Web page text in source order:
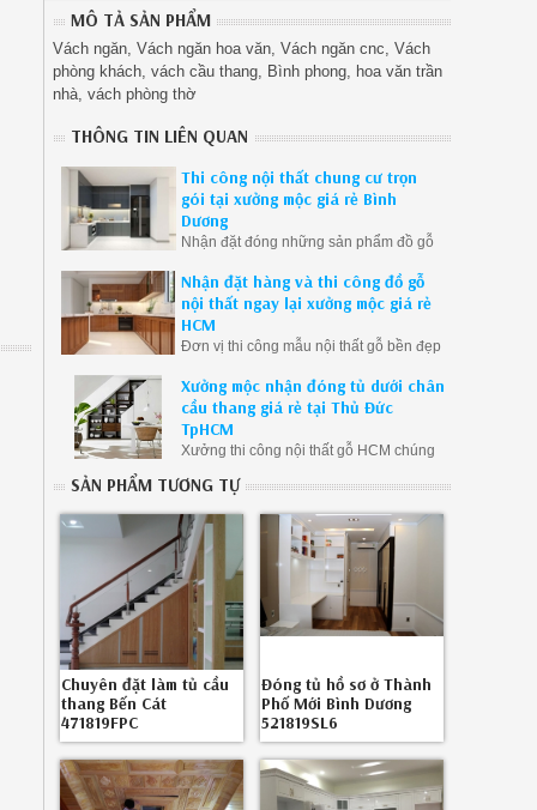
MÔ TẢ SẢN PHẨM
Vách ngăn, Vách ngăn hoa văn, Vách ngăn cnc, Vách
phòng khách, vách cầu thang, Bình phong, hoa văn trần
nhà, vách phòng thờ
THÔNG TIN LIÊN QUAN
Thi công nội thất chung cư trọn
gói tại xưởng mộc giá rẻ Bình
Dương
Nhận đặt đóng những sản phẩm đồ gỗ
hoàn hảo nhất cho khách hàng đi đến
với chúng tôi.
Nhận đặt hàng và thi công đồ gỗ
nội thất ngay lại xưởng mộc giá rẻ
HCM
Đơn vị thi công mẫu nội thất gỗ bền đẹp
yên tâm khi sử dụng sản phẩm của
chúng tôi
Xưởng mộc nhận đóng tủ dưới chân
cầu thang giá rẻ tại Thủ Đức
TpHCM
Xưởng thi công nội thất gỗ HCM chúng
thang giá rẻ tại Thủ Đức với mọi kích
thước, địa hình, lớn nhỏ khác nhau... giá
cả cạnh tranh nhất thị trường hiện nay.
SẢN PHẨM TƯƠNG TỰ
Chuyên đặt làm tủ cầu
thang Bến Cát
471819FPC
Đóng tủ hồ sơ ở Thành
Phố Mới Bình Dương
521819SL6